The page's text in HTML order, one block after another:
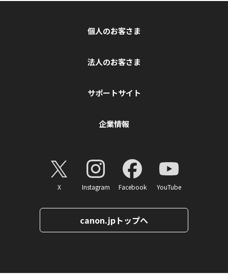
個人のお客さま
法人のお客さま
サポートサイト
企業情報
X Instagram Facebook YouTube
canon.jpトップへ